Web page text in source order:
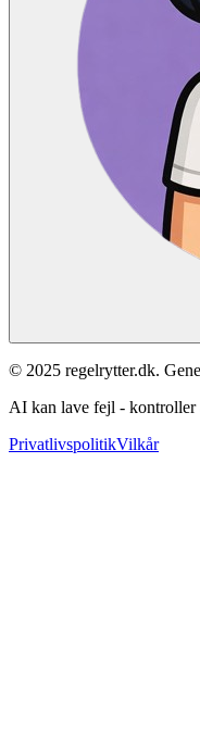
© 2025 regelrytter.dk.
AI kan lave fejl -
PrivatlivspolitikVilkår